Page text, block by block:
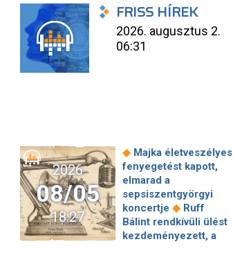
FRISS HÍREK
2026. augusztus 2.
06:31
2026
08/05
18:27
◆ Majka életveszélyes
fenyegetést kapott,
elmarad a
sepsiszentgyörgyi
koncertje ◆ Ruff
Bálint rendkívüli ülést
kezdeményezett, a